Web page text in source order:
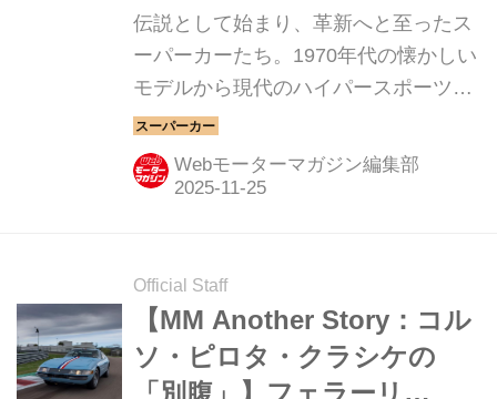
ノ」【スーパーカークロニ
クル・完全版／048】
伝説として始まり、革新へと至ったス
ーパーカーたち。1970年代の懐かしい
モデルから現代のハイパースポーツま
で紹介していこう。今回は、フェラー
リ 599GTB フィオラノだ。
Webモーターマガジン編集部
Official Staff
【MM Another Story：コル
ソ・ピロタ・クラシケの
「別腹」】フェラーリ